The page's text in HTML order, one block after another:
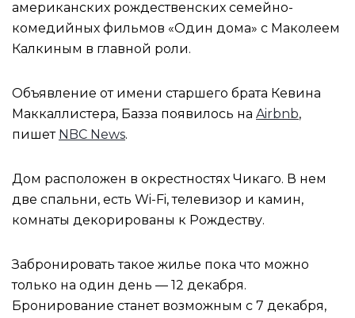
американских рождественских семейно-
комедийных фильмов «Один дома» с Маколеем
Калкиным в главной роли.
Объявление от имени старшего брата Кевина
Маккаллистера, Базза появилось на Airbnb,
пишет NBC News.
Дом расположен в окрестностях Чикаго. В нем
две спальни, есть Wi-Fi, телевизор и камин,
комнаты декорированы к Рождеству.
Забронировать такое жилье пока что можно
только на один день — 12 декабря.
Бронирование станет возможным с 7 декабря,